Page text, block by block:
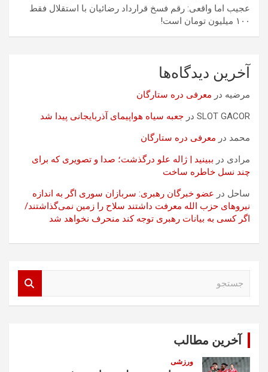
عجیب اما واقعی: رقم فسخ قرارداد رضائیان با استقلال فقط
۱۰۰ میلیون تومان است!
آخرین دیدگاه‌ها
مرضیه در معرفی دره ستارگان
SLOT GACOR در جعبه سیاه هواپیمای آذربایجانی پیدا شد
محمد در معرفی دره ستارگان
مرادی در ببینید | ژاله علو درگذشت؛ صدا و تصویری که برای
چند نسل خاطره ساخت
ساحل در عضو خبرگان رهبری: سربازان سوری اگر به اندازه
نیروهای حزب الله معرفت داشتند سلاح را زمین نمی‌گذاشتند/
اگر کسی به بیانات رهبری توجه کند منحرف نخواهد شد
آخرین مطالب
ورزشی